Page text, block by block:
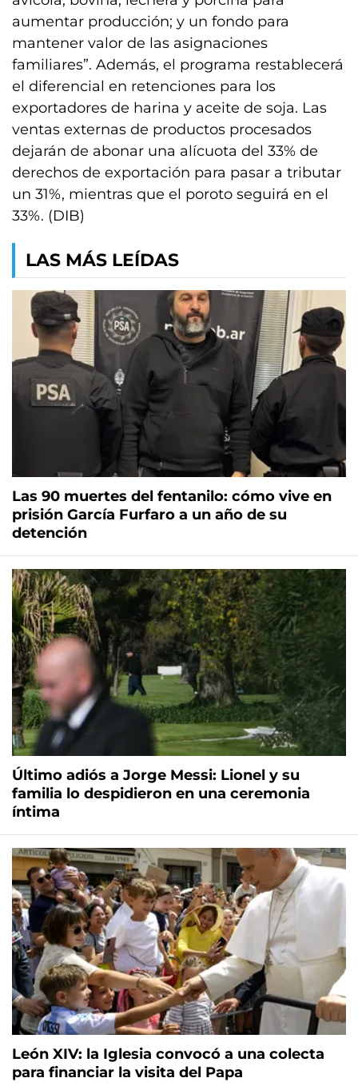
aumentar producción; y un fondo para
mantener valor de las asignaciones
familiares”. Además, el programa restablecerá
el diferencial en retenciones para los
exportadores de harina y aceite de soja. Las
ventas externas de productos procesados
dejarán de abonar una alícuota del 33% de
derechos de exportación para pasar a tributar
un 31%, mientras que el poroto seguirá en el
33%. (DIB)
LAS MÁS LEÍDAS
Las 90 muertes del fentanilo: cómo vive en
prisión García Furfaro a un año de su
detención
Último adiós a Jorge Messi: Lionel y su
familia lo despidieron en una ceremonia
íntima
León XIV: la Iglesia convocó a una colecta
para financiar la visita del Papa